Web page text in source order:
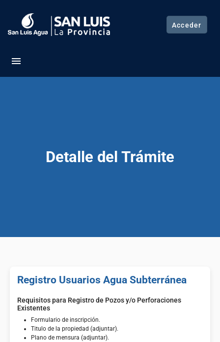
Acceder
menu
Detalle del Trámite
Registro Usuarios Agua Subterránea
Requisitos para Registro de Pozos y/o Perforaciones
Existentes
Formulario de inscripción.
Titulo de la propiedad (adjuntar).
Plano de mensura (adjuntar).